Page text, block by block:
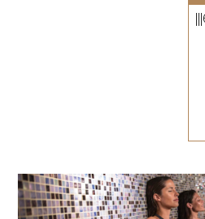
בר בסגנון רטרו שנות ה60|||